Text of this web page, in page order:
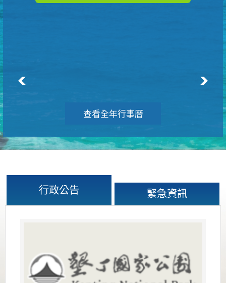
查看全年行事曆
行政公告 緊急資訊